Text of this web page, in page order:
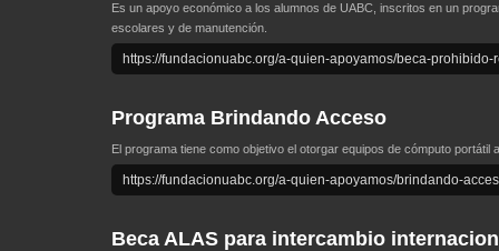
Es un apoyo económico a los alumnos de UABC, inscritos en un
escolares y de manutención.
https://fundacionuabc.org/a-quien-apoyamos/beca-prohibido-
Programa Brindando Acceso
El programa tiene como objetivo el otorgar equipos de cómputo
https://fundacionuabc.org/a-quien-apoyamos/brindando-
Beca ALAS para intercambio